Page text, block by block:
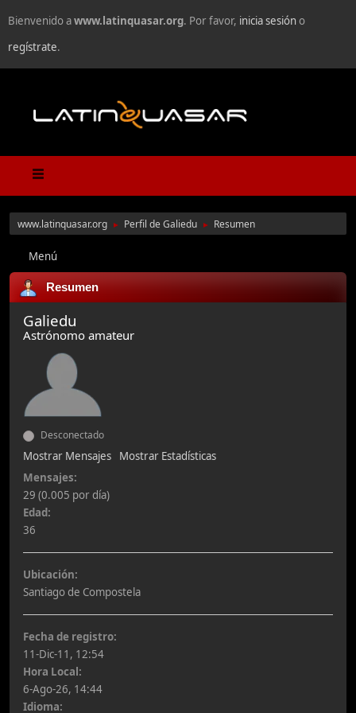
Bienvenido awww.latinquasar.org. Por favor, inicia sesióno
regístrate.
www.latinquasar.org ► Perfil de Galiedu ► Resumen
Menú
Resumen
Galiedu
Astrónomo amateur
Desconectado
Mostrar Mensajes
Mostrar Estadísticas
Mensajes:
29 (0.005 por día)
Edad:
36
Ubicación:
Santiago de Compostela
Fecha de registro:
11-Dic-11, 12:54
Hora Local:
6-Ago-26, 14:44
Idioma: